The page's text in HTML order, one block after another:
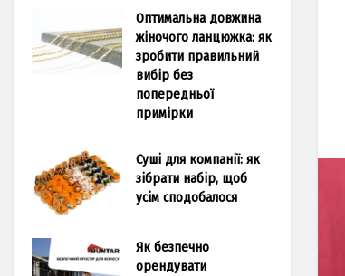
Оптимальна довжина
жіночого ланцюжка: як
зробити правильний
вибір без
попередньої
примірки
Суші для компанії: як
зібрати набір, щоб
усім сподобалося
Як безпечно
орендувати